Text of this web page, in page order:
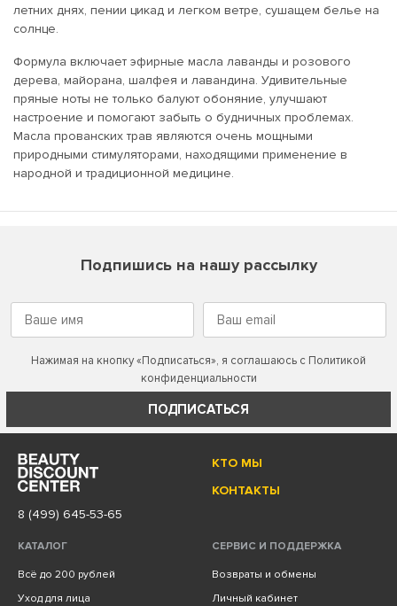
летних днях, пении цикад и легком ветре, сушащем белье на
солнце.
Формула включает эфирные масла лаванды и розового
дерева, майорана, шалфея и лавандина. Удивительные
пряные ноты не только балуют обоняние, улучшают
настроение и помогают забыть о будничных проблемах.
Масла прованских трав являются очень мощными
природными стимуляторами, находящими применение в
народной и традиционной медицине.
Подпишись на нашу рассылку
Нажимая на кнопку «Подписаться», я соглашаюсь с Политикой
конфиденциальности
ПОДПИСАТЬСЯ
КТО МЫ
КОНТАКТЫ
8 (499) 645-53-65
КАТАЛОГ
Всё до 200 рублей
Уход для лица
СЕРВИС И ПОДДЕРЖКА
Возвраты и обмены
Личный кабинет